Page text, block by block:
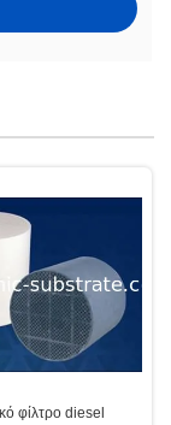
φίλτρο diesel